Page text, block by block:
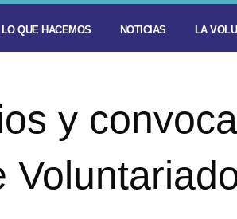
LO QUE HACEMOS NOTICIAS LA
y